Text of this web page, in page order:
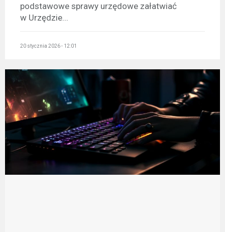
podstawowe sprawy urzędowe załatwiać
w Urzędzie...
20 stycznia 2026 - 12:01